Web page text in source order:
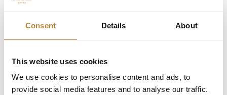
Consent Details About
This website uses cookies
We use cookies to personalise content and ads, to
provide social media features and to analyse our traffic.
Inclusief bedlinnenpakket (kussens en dekbedden
te huur
Aankomst na 15.00 uur